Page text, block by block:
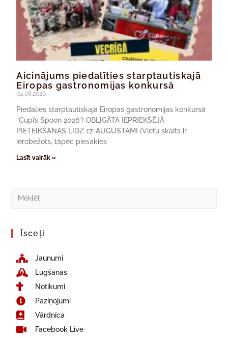
Aicinājums piedalīties starptautiskajā
Eiropas gastronomijas konkursā
04.08.2026.
Piedalies starptautiskajā Eiropas gastronomijas konkursā
“Cupi’s Spoon 2026”! OBLIGĀTA IEPRIEKŠĒJĀ
PIETEIKŠANĀS LĪDZ 17. AUGUSTAM! (Vietu skaits ir
ierobežots, tāpēc piesakies
Lasīt vairāk »
Īsceļi
Jaunumi
Lūgšanas
Notikumi
Paziņojumi
Vārdnīca
Facebook Live